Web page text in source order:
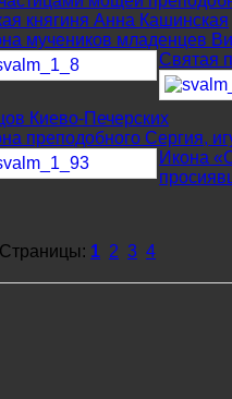
княгиня Анна Кашинская
мучеников младенцев
Святая
Киево-Печерских
преподобного Сергия,
Икона
Страницы: 1 2 3 4